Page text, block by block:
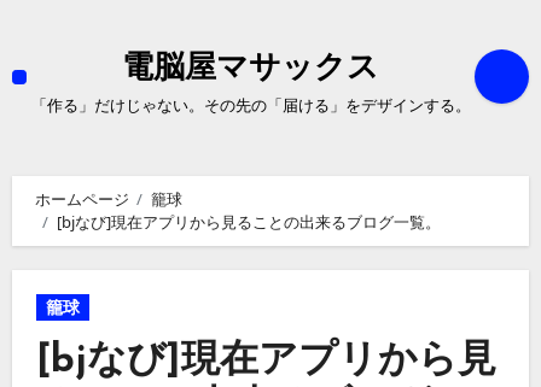
ス
電脳屋マサックス
「作る」だけじゃない。その先の「届ける」をデザインする。
ホームページ
籠球
[bjなび]現在アプリから見ることの出来るブログ一覧。
籠球
[bjなび]現在アプリから見